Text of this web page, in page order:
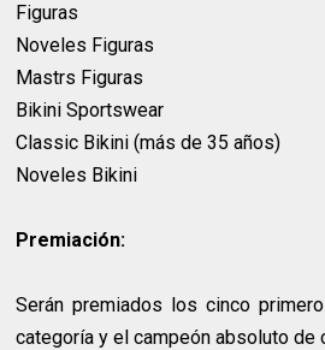
Figuras
Noveles Figuras
Mastrs Figuras
Bikini Sportswear
Classic Bikini (más de 35 años)
Noveles Bikini
Premiación:
Serán premiados los cinco
categoría y el campeón absoluto de